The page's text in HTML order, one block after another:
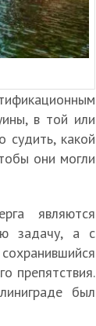
в той или
судить, какой
они могли
являются
задачу, а с
препятствия.
был